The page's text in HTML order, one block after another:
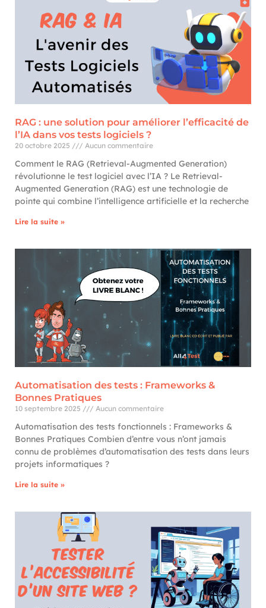
RAG : une solution pour améliorer l’efficacité de
l’IA dans vos tests logiciels ?
20 octobre 2025 Aucun commentaire
Comment le RAG (Retrieval-Augmented Generation)
révolutionne le test logiciel avec l’IA ? Le Retrieval-
Augmented Generation (RAG) est une technologie de
pointe qui combine l’intelligence artificielle et la recherche
Lire la suite »
Automatisation des tests : Frameworks &
Bonnes Pratiques
10 septembre 2025 Aucun commentaire
Automatisation des tests fonctionnels : Frameworks &
Bonnes Pratiques Combien d’entre vous n’ont jamais
connu de problèmes d’automatisation des tests dans leurs
projets informatiques ?
Lire la suite »